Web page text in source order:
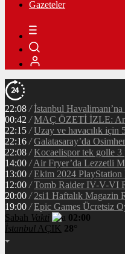
Gazeteler
22:08 / İstanbul
00:42 / MAÇ ÖZETİ İZLE:
22:15 / Uzay ve havacılık için
22:16 / Galatasaray’da
22:08 / Kocaelispor tek golle 3
14:00 / Air Fryer’da Lezzetli
13:00 / Ekim 2024 PlayStation
12:00 / Tomb Raider IV-V-VI
20:00 / 2si1 Haftalık Magazin
19:00 / Epic Games Ücretsiz
Sabah Vakti
02:00
İstanbul AÇIK 28°